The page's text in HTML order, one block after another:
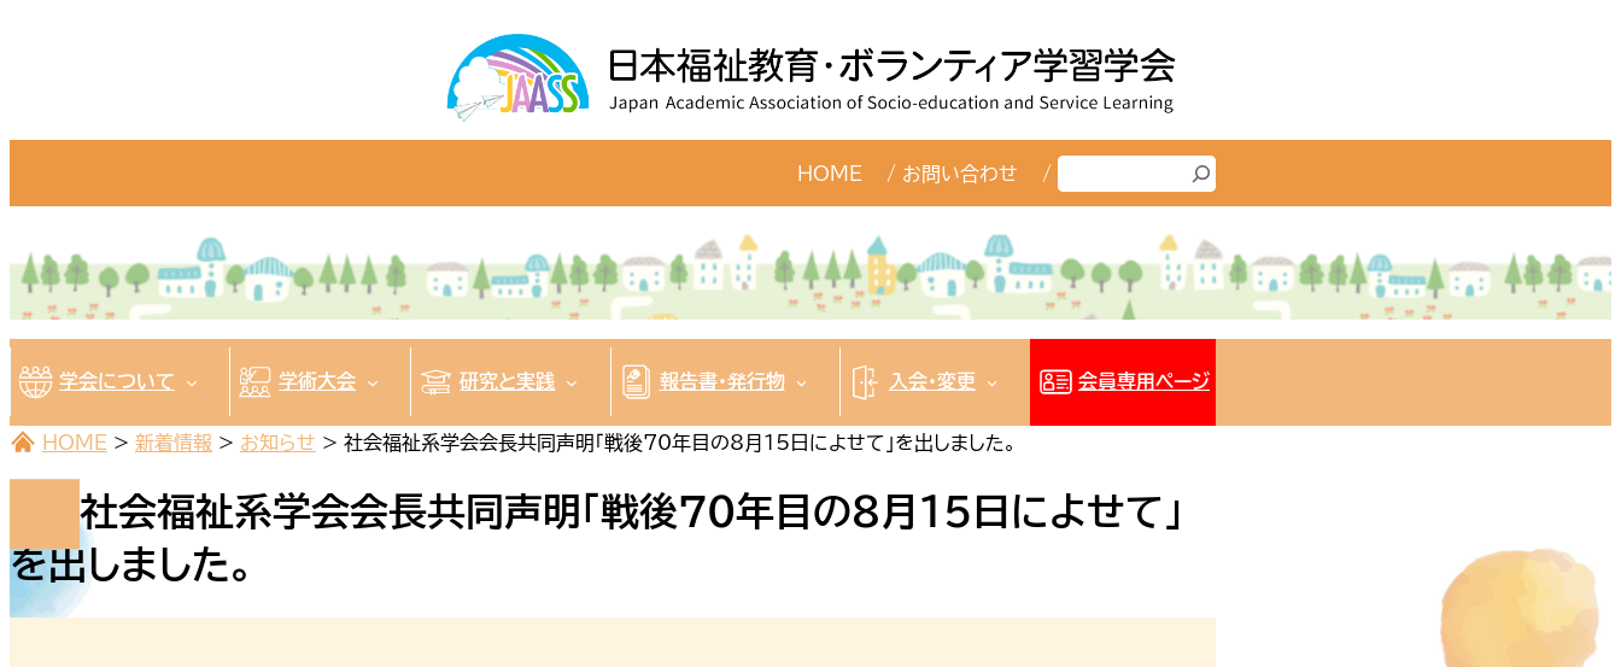
HOME お問い合わせ
索
学会について 学術大会 研究と実践 報告書・発行物 入会・変更 会員専用ページ
HOME > 新着情報 > お知らせ > 社会福祉系学会会長共同声明「戦後70年目の8月15日によせて」を出しました。
社会福祉系学会会長共同声明「戦後70年目の8月15日によせて」
を出しました。